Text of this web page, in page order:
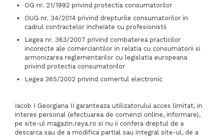
OG nr. 21/1992 privind protectia consumatorilor
OUG nr. 34/2014 privind drepturile consumatorilor in
cadrul contractelor incheiate cu profesionistii
Legea nr. 363/2007 privind combaterea practicilor
incorecte ale comerciantilor in relatia cu consumatorii si
armonizarea reglementarilor cu legislatia europeana
privind protectia consumatorilor
Legea 365/2002 privind comertul electronic
Iacob I Georgiana II garanteaza utilizatorului acces limitat, in
interes personal (efectuarea de comenzi online, informare),
pe site-ul magazin.reya.ro si nu ii confera dreptul de a
descarca sau de a modifica partial sau integral site-ul, de a